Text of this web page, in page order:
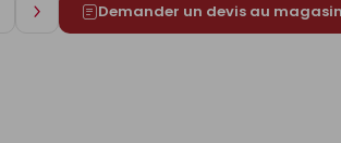
AugmenterDemander un devis au magasin